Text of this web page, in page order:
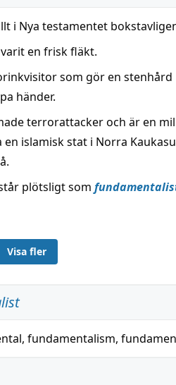
i Nya testamentet
en frisk fläkt.
som gör en stenhård
händer.
terrorattacker och är en
en islamisk stat i Norra
plötsligt som
Visa fler
, fundamentalism,